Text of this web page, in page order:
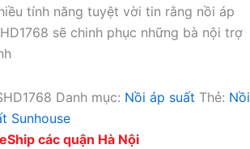
tính năng tuyệt vời tin rằng nồi áp
sẽ chinh phục những bà nội trợ
Danh mục: Nồi áp suất Thẻ: Nồi
Sunhouse
các quận Hà Nội